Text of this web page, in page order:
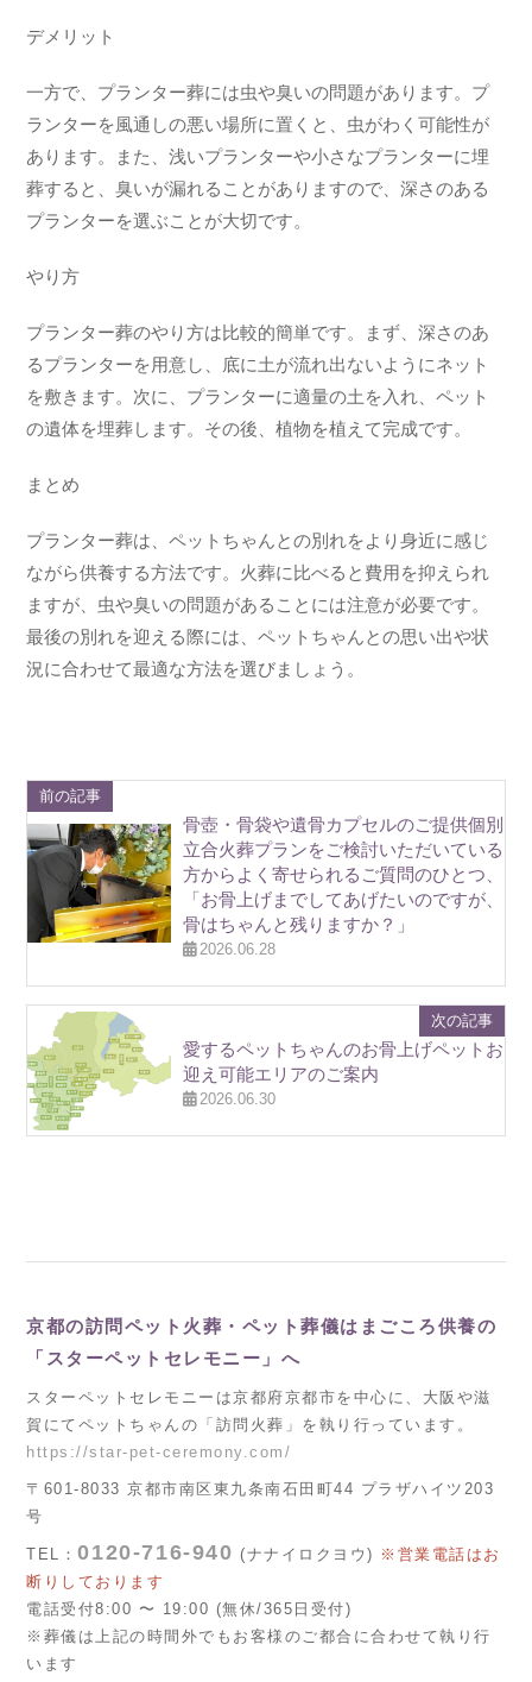
デメリット
一方で、プランター葬には虫や臭いの問題があります。プ
ランターを風通しの悪い場所に置くと、虫がわく可能性が
あります。また、浅いプランターや小さなプランターに埋
葬すると、臭いが漏れることがありますので、深さのある
プランターを選ぶことが大切です。
やり方
プランター葬のやり方は比較的簡単です。まず、深さのあ
るプランターを用意し、底に土が流れ出ないようにネット
を敷きます。次に、プランターに適量の土を入れ、ペット
の遺体を埋葬します。その後、植物を植えて完成です。
まとめ
プランター葬は、ペットちゃんとの別れをより身近に感じ
ながら供養する方法です。火葬に比べると費用を抑えられ
ますが、虫や臭いの問題があることには注意が必要です。
最後の別れを迎える際には、ペットちゃんとの思い出や状
況に合わせて最適な方法を選びましょう。
前の記事
骨壺・骨袋や遺骨カプセルのご提供個別
立合火葬プランをご検討いただいている
方からよく寄せられるご質問のひとつ、
「お骨上げまでしてあげたいのですが、
骨はちゃんと残りますか？」
2026.06.28
次の記事
愛するペットちゃんのお骨上げペットお
迎え可能エリアのご案内
2026.06.30
京都の訪問ペット火葬・ペット葬儀はまごころ供養の
「スターペットセレモニー」へ
スターペットセレモニーは京都府京都市を中心に、大阪や滋
賀にてペットちゃんの「訪問火葬」を執り行っています。
https://star-pet-ceremony.com/
〒601-8033 京都市南区東九条南石田町44 プラザハイツ203
号
TEL：0120-716-940 (ナナイロクヨウ) ※営業電話はお
断りしております
電話受付8:00 〜 19:00 (無休/365日受付)
※葬儀は上記の時間外でもお客様のご都合に合わせて執り行
います